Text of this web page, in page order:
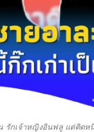
รักเจ้าหญิงอินฟลู แต่ติดห